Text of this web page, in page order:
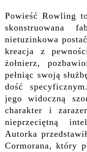
Powieść Rowling
skonstruowana
nietuzinkowa
kreacja z
żołnierz,
pełniąc swoją
dość
jego widoczną
charakter i
nieprzeciętną
Autorka
Cormorana, który